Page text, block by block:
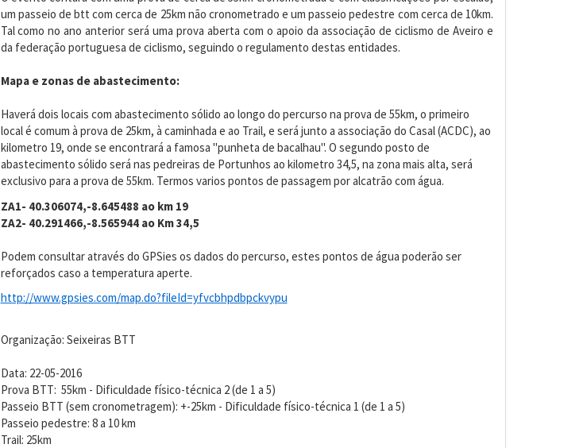
um passeio de btt com cerca de 25km não cronometrado e um passeio pedestre com cerca de 10km.
Tal como no ano anterior será uma prova aberta com o apoio da associação de ciclismo de Aveiro e
da federação portuguesa de ciclismo, seguindo o regulamento destas entidades.
Mapa e zonas de abastecimento:
Haverá dois locais com abastecimento sólido ao longo do percurso na prova de 55km, o primeiro
local é comum à prova de 25km, à caminhada e ao Trail, e será junto a associação do Casal (ACDC), ao
kilometro 19, onde se encontrará a famosa "punheta de bacalhau". O segundo posto de
abastecimento sólido será nas pedreiras de Portunhos ao kilometro 34,5, na zona mais alta, será
exclusivo para a prova de 55km. Termos varios pontos de passagem por alcatrão com água.
ZA1- 40.306074,-8.645488 ao km 19
ZA2- 40.291466,-8.565944 ao Km 34,5
Podem consultar através do GPSies os dados do percurso, estes pontos de água poderão ser
reforçados caso a temperatura aperte.
http://www.gpsies.com/map.do?fileId=yfvcbhpdbpckvypu
Organização: Seixeiras BTT
Data: 22-05-2016
Prova BTT: 55km - Dificuldade físico-técnica 2 (de 1 a 5)
Passeio BTT (sem cronometragem): +-25km - Dificuldade físico-técnica 1 (de 1 a 5)
Passeio pedestre: 8 a 10 km
Trail: 25km